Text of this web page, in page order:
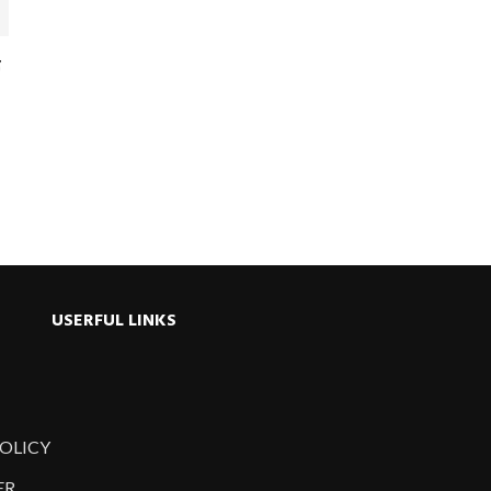
USERFUL LINKS